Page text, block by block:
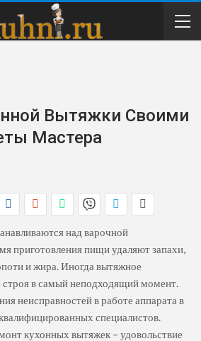
Вытяжки Своими
Мастера
над варочной
приготовления пищи удаляют запахи,
и жира. Иногда вытяжное
строя в самый неподходящий момент.
неисправностей в работе аппарата в
специалистов.
кухонных вытяжек – удовольствие